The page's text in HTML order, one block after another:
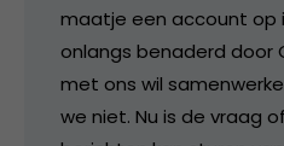
maatje een account op
onlangs benaderd door
met ons wil
we niet. Nu is de vraag